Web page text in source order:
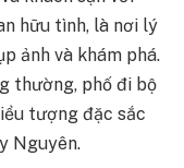
hữu tình, là nơi lý
ảnh và khám phá.
thường, phố đi bộ
tượng đặc sắc
Nguyên.